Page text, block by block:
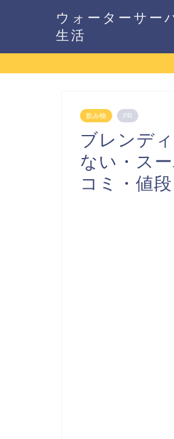
ウォーターサー
生活
飲み物 PR
ブレンデ
ない・ス
コミ・値